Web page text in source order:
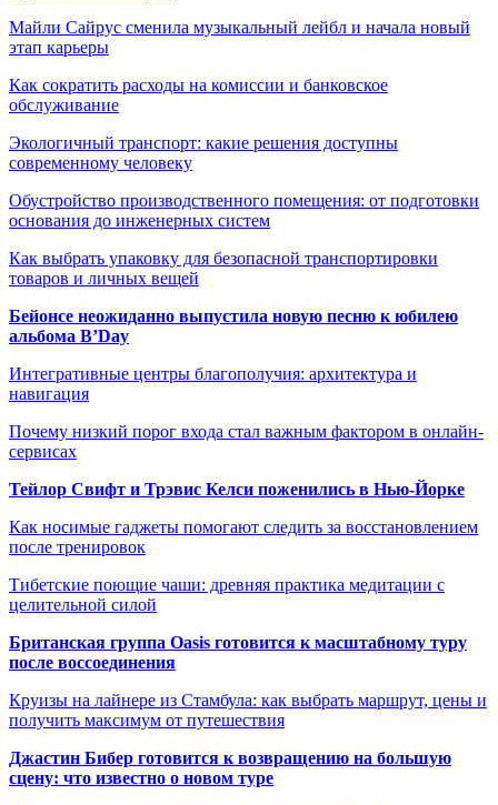
Майли Сайрус сменила музыкальный лейбл и начала новый
этап карьеры
Как сократить расходы на комиссии и банковское
обслуживание
Экологичный транспорт: какие решения доступны
современному человеку
Обустройство производственного помещения: от подготовки
основания до инженерных систем
Как выбрать упаковку для безопасной транспортировки
товаров и личных вещей
Бейонсе неожиданно выпустила новую песню к юбилею
альбома B’Day
Интегративные центры благополучия: архитектура и
навигация
Почему низкий порог входа стал важным фактором в онлайн-
сервисах
Тейлор Свифт и Трэвис Келси поженились в Нью-Йорке
Как носимые гаджеты помогают следить за восстановлением
после тренировок
Тибетские поющие чаши: древняя практика медитации с
целительной силой
Британская группа Oasis готовится к масштабному туру
после воссоединения
Круизы на лайнере из Стамбула: как выбрать маршрут, цены и
получить максимум от путешествия
Джастин Бибер готовится к возвращению на большую
сцену: что известно о новом туре